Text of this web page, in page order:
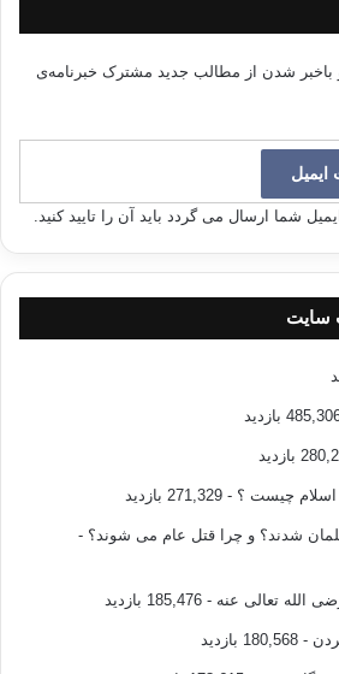
باخبر شدن از مطالب جدید مشترک خبرنامه‌ی
شما ارسال می گردد باید آن را تایید کنید.
سایت
اسلام چیست ؟ - 271,329 بازدید
شدند؟ و چرا قتل عام می شوند؟ -
الله تعالی عنه - 185,476 بازدید
- 180,568 بازدید